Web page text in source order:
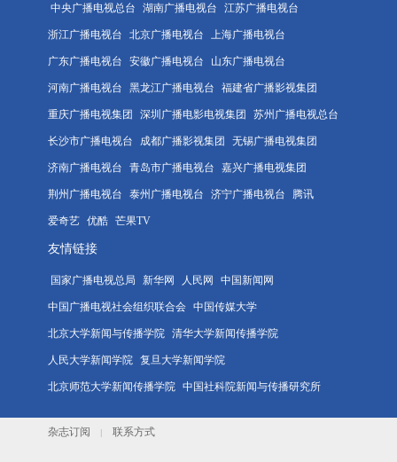
中央广播电视总台 湖南广播电视台 江苏广播电视台
浙江广播电视台 北京广播电视台 上海广播电视台
广东广播电视台 安徽广播电视台 山东广播电视台
河南广播电视台 黑龙江广播电视台 福建省广播影视集团
重庆广播电视集团 深圳广播电影电视集团 苏州广播电视总台
长沙市广播电视台 成都广播影视集团 无锡广播电视集团
济南广播电视台 青岛市广播电视台 嘉兴广播电视集团
荆州广播电视台 泰州广播电视台 济宁广播电视台 腾讯
爱奇艺 优酷 芒果TV
友情链接
国家广播电视总局 新华网 人民网 中国新闻网
中国广播电视社会组织联合会 中国传媒大学
北京大学新闻与传播学院 清华大学新闻传播学院
人民大学新闻学院 复旦大学新闻学院
北京师范大学新闻传播学院 中国社科院新闻与传播研究所
杂志订阅 | 联系方式